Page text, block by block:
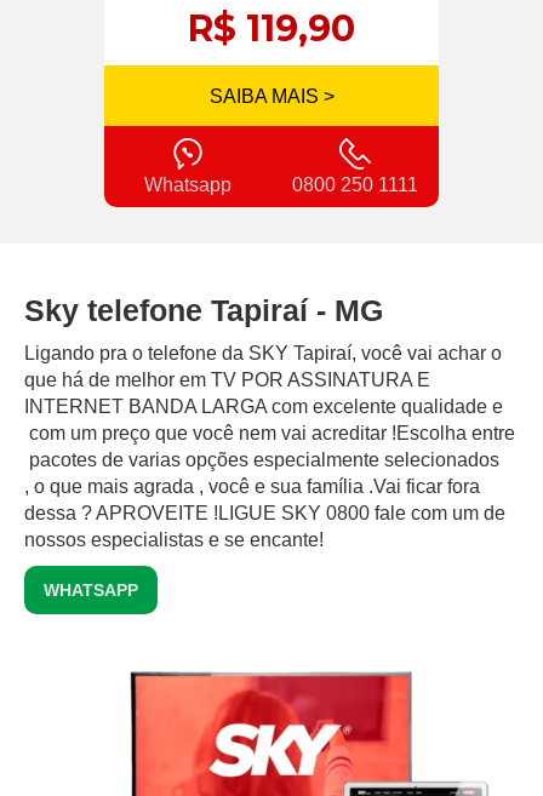
R$ 119,90
SAIBA MAIS >
Whatsapp 0800 250 1111
Sky telefone Tapiraí - MG
Ligando pra o telefone da SKY Tapiraí, você vai achar o
que há de melhor em TV POR ASSINATURA E
INTERNET BANDA LARGA com excelente qualidade e
com um preço que você nem vai acreditar !Escolha entre
pacotes de varias opções especialmente selecionados
, o que mais agrada , você e sua família .Vai ficar fora
dessa ? APROVEITE !LIGUE SKY 0800 fale com um de
nossos especialistas e se encante!
WHATSAPP